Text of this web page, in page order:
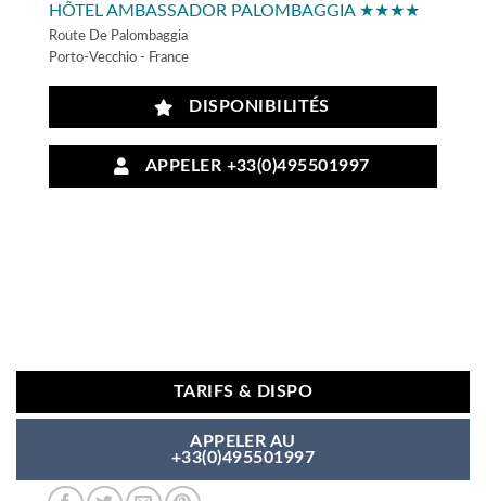
HÔTEL AMBASSADOR PALOMBAGGIA ★★★★
Route De Palombaggia
Porto-Vecchio - France
DISPONIBILITÉS
APPELER +33(0)495501997
TARIFS & DISPO
APPELER AU
+33(0)495501997